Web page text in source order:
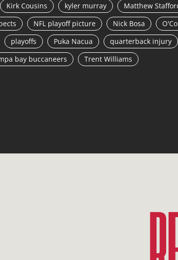
Kirk Cousins kyler murray Matthew
NFL playoff picture Nick Bosa
playoffs Puka Nacua quarterback injury
bay buccaneers Trent Williams